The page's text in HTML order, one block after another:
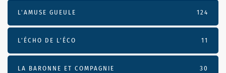
L'AMUSE GUEULE 124
L’ÉCHO DE L’ÉCO 11
LA BARONNE ET COMPAGNIE 30